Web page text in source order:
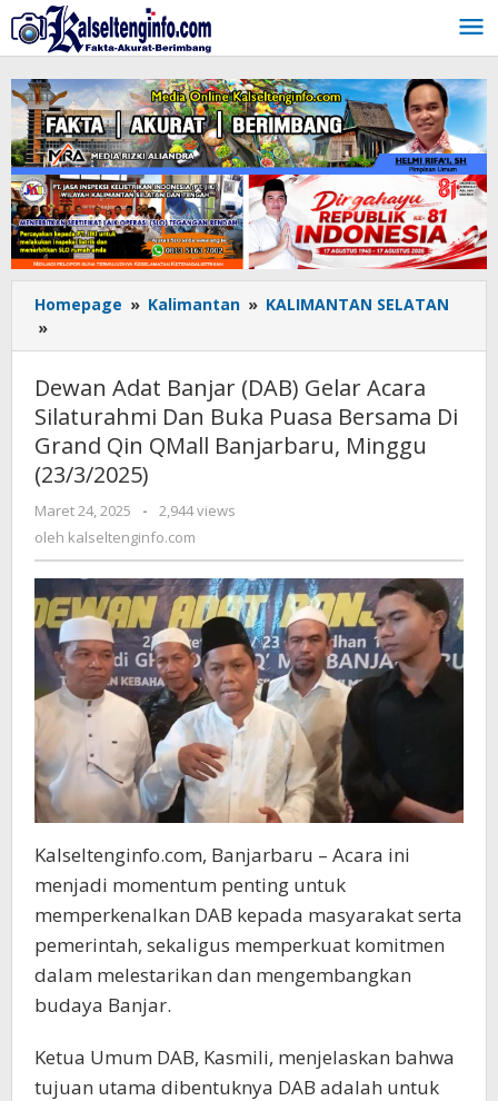
Lewati
ke
konten
Homepage » Kalimantan » KALIMANTAN SELATAN
»
Adat
(DAB)
Gelar
Acara
Silaturahmi
Buka
Puasa
Bersama
Di
Grand
Qin
QMall
Banjarbaru,
Minggu
(23/3/2025)
Dewan Adat Banjar (DAB) Gelar Acara
Silaturahmi Dan Buka Puasa Bersama Di
Grand Qin QMall Banjarbaru, Minggu
(23/3/2025)
Maret 24, 2025
oleh
kalseltenginfo.com
-
2,944 views
oleh kalseltenginfo.com
Kalseltenginfo.com, Banjarbaru – Acara ini
menjadi momentum penting untuk
memperkenalkan DAB kepada masyarakat serta
pemerintah, sekaligus memperkuat komitmen
dalam melestarikan dan mengembangkan
budaya Banjar.
Ketua Umum DAB, Kasmili, menjelaskan bahwa
tujuan utama dibentuknya DAB adalah untuk